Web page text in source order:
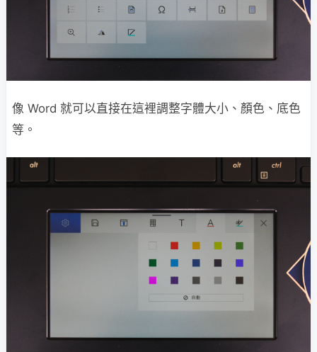
像 Word 就可以直接在這裡調整字體大小、顏色、底色
等。